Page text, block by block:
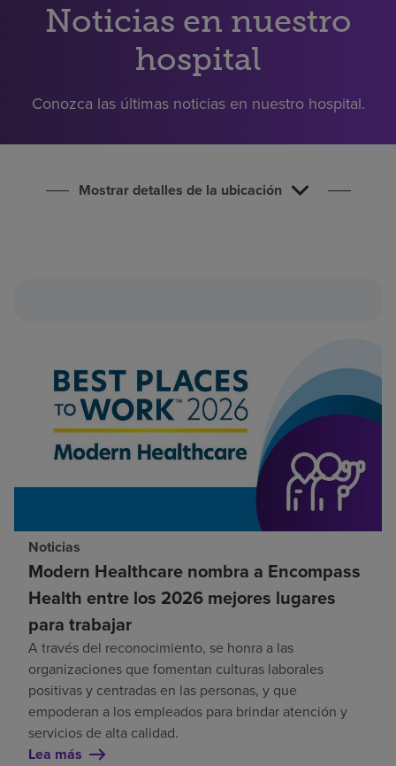
Inversores
Pagar mi factura
Noticias en nuestro
hospital
Conozca las últimas noticias en nuestro hospital.
Mostrar detalles de la ubicación
Noticias
Modern Healthcare nombra a Encompass
Health entre los 2026 mejores lugares
para trabajar
A través del reconocimiento, se honra a las
organizaciones que fomentan culturas laborales
positivas y centradas en las personas, y que
empoderan a los empleados para brindar atención y
servicios de alta calidad.
Lea más